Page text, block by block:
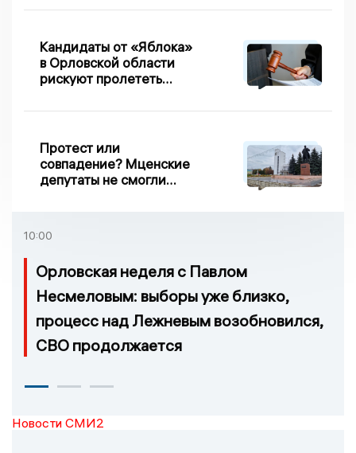
которых нельзя доехать
Кандидаты от «Яблока»
в Орловской области
рискуют пролететь
Протест или
совпадение? Мценские
депутаты не смогли
10:00
Орловская неделя с Павлом
Несмеловым: выборы уже близко,
процесс над Лежневым возобновился,
СВО продолжается
Новости СМИ2